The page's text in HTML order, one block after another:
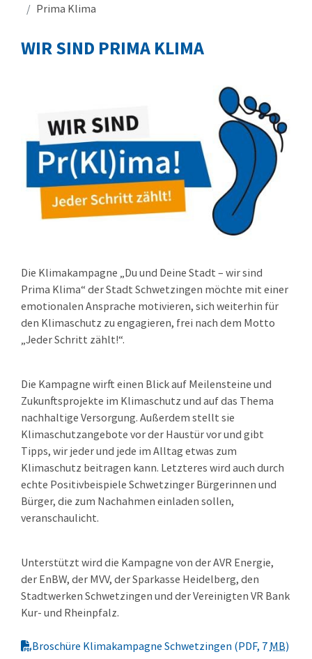
Prima Klima
WIR SIND PRIMA KLIMA
Die Klimakampagne „Du und Deine Stadt – wir sind
Prima Klima“ der Stadt Schwetzingen möchte mit einer
emotionalen Ansprache motivieren, sich weiterhin für
den Klimaschutz zu engagieren, frei nach dem Motto
„Jeder Schritt zählt!“.
Die Kampagne wirft einen Blick auf Meilensteine und
Zukunftsprojekte im Klimaschutz und auf das Thema
nachhaltige Versorgung. Außerdem stellt sie
Klimaschutzangebote vor der Haustür vor und gibt
Tipps, wir jeder und jede im Alltag etwas zum
Klimaschutz beitragen kann. Letzteres wird auch durch
echte Positivbeispiele Schwetzinger Bürgerinnen und
Bürger, die zum Nachahmen einladen sollen,
veranschaulicht.
Unterstützt wird die Kampagne von der AVR Energie,
der EnBW, der MVV, der Sparkasse Heidelberg, den
Stadtwerken Schwetzingen und der Vereinigten VR Bank
Kur- und Rheinpfalz.
Broschüre Klimakampagne Schwetzingen (PDF, 7 MB)